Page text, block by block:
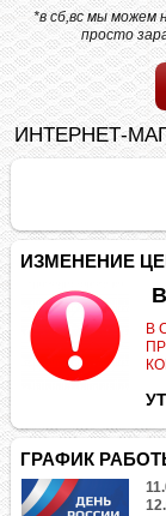
*в сб,вс мы можем
просто
ИНТЕРНЕТ-
ИЗМЕНЕНИЕ
В
ГРАФИК